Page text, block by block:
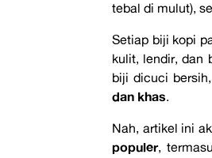
tebal di mulut),
Setiap biji kopi
kulit, lendir, dan
biji dicuci
dan khas.
Nah, artikel ini
populer,